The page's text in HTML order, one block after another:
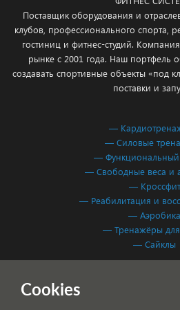
Поставщик оборудования и
клубов, профессионального спорта,
гостиниц и фитнес-студий.
рынке с 2001 года. Наш портфель
создавать спортивные объекты «под
поставки и
—
— Силовые
— Функциональный
— Свободные веса и
— Кроссфит
— Реабилитация и
— Аэробика
— Тренажёры для
— Сайклы
Согласие на обработку
Cookies